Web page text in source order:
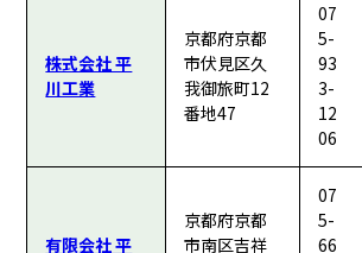
株式会社 平
川工業
京都府京都
市伏見区久
我御旅町12
番地47
07
5-
93
3-
12
06
有限会社 平
京都府京都
市南区吉祥
07
5-
66